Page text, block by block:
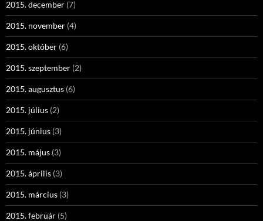
2015. december (7)
2015. november (4)
2015. október (6)
2015. szeptember (2)
2015. augusztus (6)
2015. július (2)
2015. június (3)
2015. május (3)
2015. április (3)
2015. március (3)
2015. február (5)